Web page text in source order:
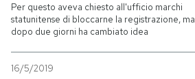
Per questo aveva chiesto all'ufficio marchi
statunitense di bloccarne la registrazione, ma
dopo due giorni ha cambiato idea
16/5/2019